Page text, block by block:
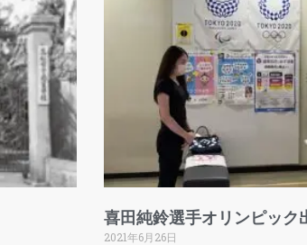
喜田純鈴選手オリンピック
2021年6月26日